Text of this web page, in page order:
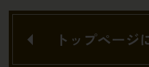
トップページ